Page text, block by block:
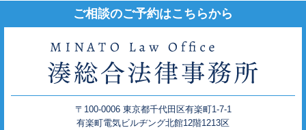
ご相談のご予約はこちらから
〒100-0006 東京都千代田区有楽町1-7-1
有楽町電気ビルヂング北館12階1213区